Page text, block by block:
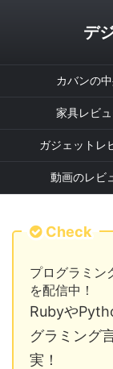
デ
カバンの
家具レビ
ガジェットレ
動画のレビ
Check
プログラミン
を配信中！
Rubyや
グラミング
実！